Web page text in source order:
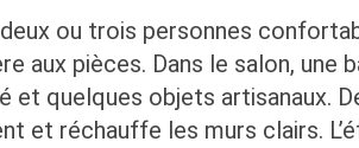
ou trois personnes
pièces. Dans le salon, une
et quelques objets artisanaux.
et réchauffe les murs clairs.